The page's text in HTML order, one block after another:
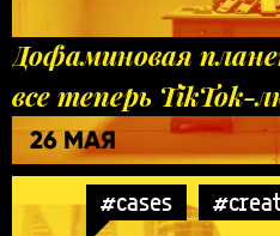
Дофаминовая
все теперь TikTok-
26 МАЯ
#cases